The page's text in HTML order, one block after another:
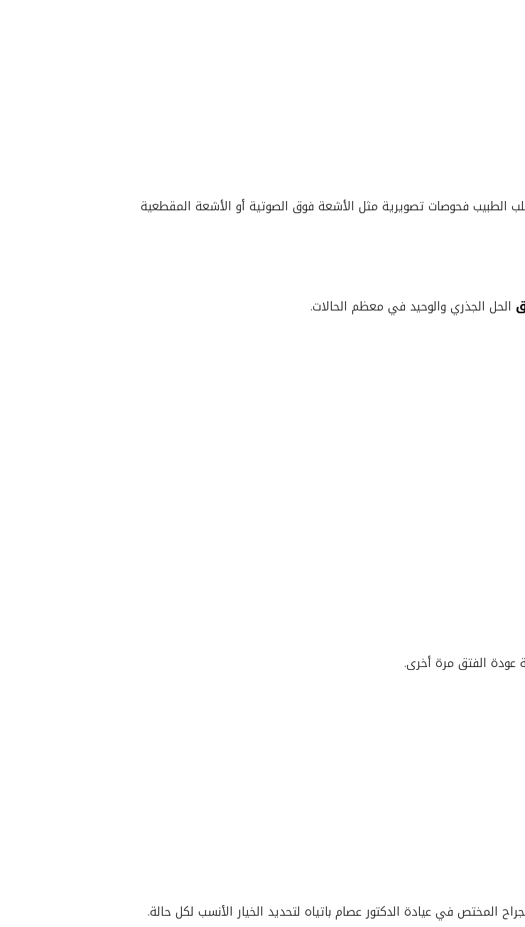
فحوصات تصويرية مثل الأشعة فوق الصوتية أو الأشعة المقطعية
الحل الجذري والوحيد في معظم الحالات.
عودة الفتق مرة أخرى.
المختص في عيادة الدكتور عصام باتياه لتحديد الخيار الأنسب لكل حالة.